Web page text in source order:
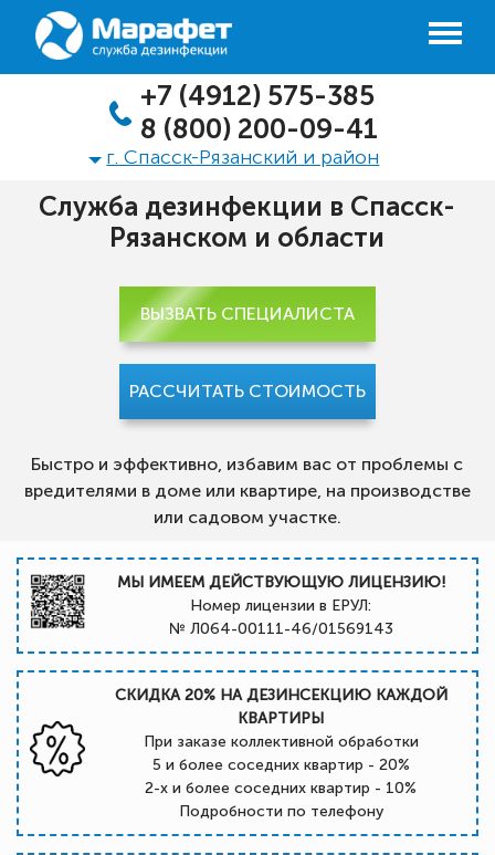
+7 (4912) 575-385
8 (800) 200-09-41
г. Спасск-Рязанский и район
Служба дезинфекции в Спасск-
Рязанском и области
Быстро и эффективно, избавим вас от проблемы с
вредителями в доме или квартире, на производстве
или садовом участке.
ВЫЗВАТЬ СПЕЦИАЛИСТА
РАССЧИТАТЬ СТОИМОСТЬ
МЫ ИМЕЕМ ДЕЙСТВУЮЩУЮ ЛИЦЕНЗИЮ!
Номер лицензии в ЕРУЛ:
№ Л064-00111-46/01569143
СКИДКА 20% НА ДЕЗИНСЕКЦИЮ КАЖДОЙ
КВАРТИРЫ
При заказе коллективной обработки
5 и более соседних квартир - 20%
2-х и более соседних квартир - 10%
Подробности по телефону